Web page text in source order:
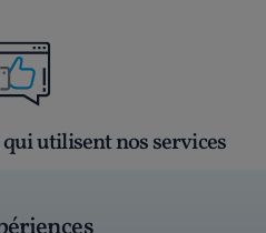
utilisent nos services